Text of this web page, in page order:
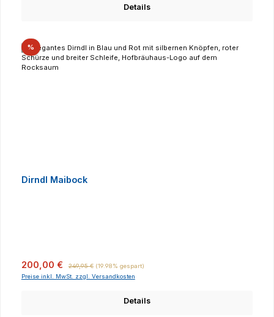
Details
%Rabatt
Dirndl Maibock
Verkaufspreis:
200,00 € 249,95 € (19.98% gespart)
Preise inkl. MwSt. zzgl. Versandkosten
Details